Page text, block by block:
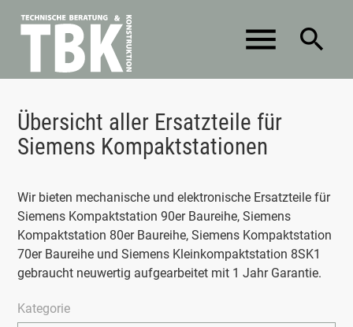
menu search
Suchbegriffe
SUCHEN
Übersicht aller Ersatzteile für
Siemens Kompaktstationen
Wir bieten mechanische und elektronische Ersatzteile für
Siemens Kompaktstation 90er Baureihe, Siemens
Kompaktstation 80er Baureihe, Siemens Kompaktstation
70er Baureihe und Siemens Kleinkompaktstation 8SK1
gebraucht neuwertig aufgearbeitet mit 1 Jahr Garantie.
Kategorie